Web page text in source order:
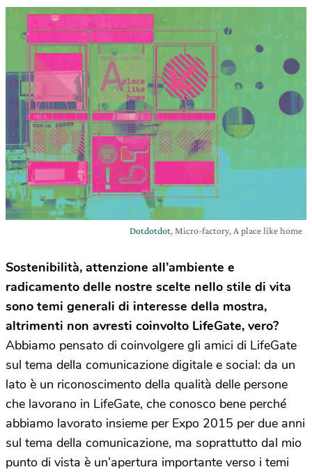
Dotdotdot, Micro-factory, A place like home
Sostenibilità, attenzione all’ambiente e
radicamento delle nostre scelte nello stile di vita
sono temi generali di interesse della mostra,
altrimenti non avresti coinvolto LifeGate, vero?
Abbiamo pensato di coinvolgere gli amici di LifeGate
sul tema della comunicazione digitale e social: da un
lato è un riconoscimento della qualità delle persone
che lavorano in LifeGate, che conosco bene perché
abbiamo lavorato insieme per Expo 2015 per due anni
sul tema della comunicazione, ma soprattutto dal mio
punto di vista è un’apertura importante verso i temi